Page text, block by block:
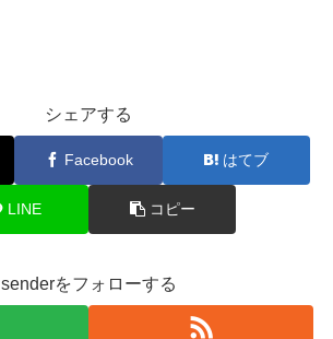
シェアする
Facebook はてブ
LINE コピー
senderをフォローする